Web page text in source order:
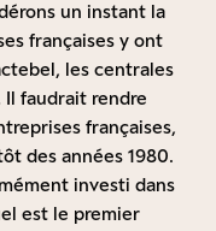
un instant la
françaises y ont
les centrales
faudrait rendre
françaises,
des années 1980.
investi dans
est le premier